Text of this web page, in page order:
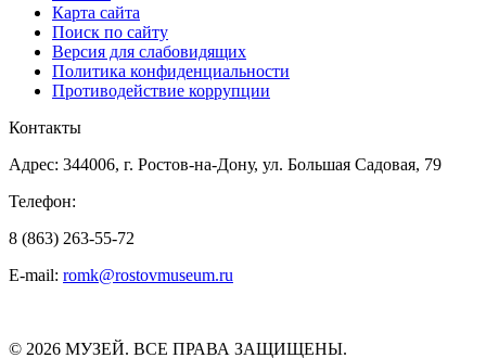
Карта сайта
Поиск по сайту
Версия для слабовидящих
Политика конфиденциальности
Противодействие коррупции
Контакты
Адрес: 344006, г. Ростов-на-Дону, ул. Большая Садовая, 79
Телефон:
8 (863) 263-55-72
E-mail: romk@rostovmuseum.ru
© 2026 МУЗЕЙ. ВСЕ ПРАВА ЗАЩИЩЕНЫ.